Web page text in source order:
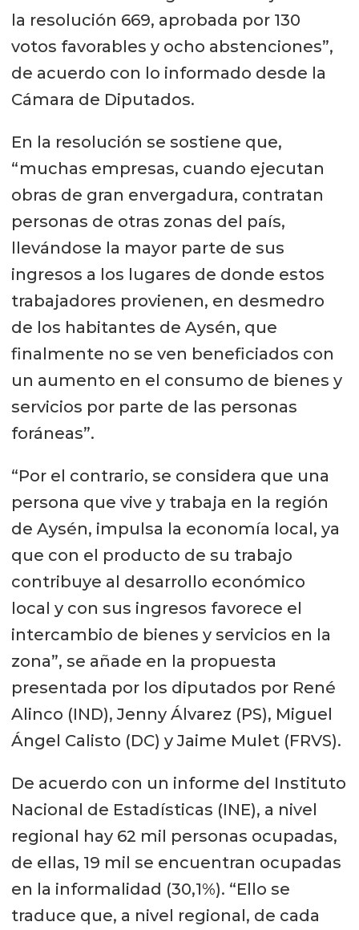
la resolución 669, aprobada por 130
votos favorables y ocho abstenciones”,
de acuerdo con lo informado desde la
Cámara de Diputados.
En la resolución se sostiene que,
“muchas empresas, cuando ejecutan
obras de gran envergadura, contratan
personas de otras zonas del país,
llevándose la mayor parte de sus
ingresos a los lugares de donde estos
trabajadores provienen, en desmedro
de los habitantes de Aysén, que
finalmente no se ven beneficiados con
un aumento en el consumo de bienes y
servicios por parte de las personas
foráneas”.
“Por el contrario, se considera que una
persona que vive y trabaja en la región
de Aysén, impulsa la economía local, ya
que con el producto de su trabajo
contribuye al desarrollo económico
local y con sus ingresos favorece el
intercambio de bienes y servicios en la
zona”, se añade en la propuesta
presentada por los diputados por René
Alinco (IND), Jenny Álvarez (PS), Miguel
Ángel Calisto (DC) y Jaime Mulet (FRVS).
De acuerdo con un informe del Instituto
Nacional de Estadísticas (INE), a nivel
regional hay 62 mil personas ocupadas,
de ellas, 19 mil se encuentran ocupadas
en la informalidad (30,1%). “Ello se
traduce que, a nivel regional, de cada